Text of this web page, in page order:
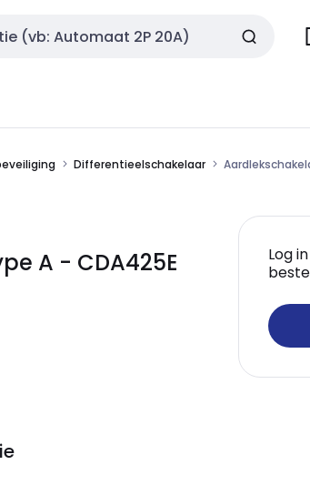
Differentieelschakelaar
A - CDA425E
Log